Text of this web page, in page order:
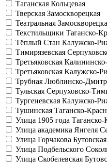
Таганская Кольцевая
Тверская Замоскворецкая
Театральная
Текстильщики Таганско-
Тёплый Стан Калужско-
Тимирязевская
Третьяковская
Третьяковская Калужско-
Трубная Люблинско-
Тульская Серпуховско-
Тургеневская Калужско-
Тушинская Таганско-
Улица 1905 года Таганско-
Улица академика Янгеля
Улица Горчакова Бутовская
Улица Подбельского
Улица Скобелевская